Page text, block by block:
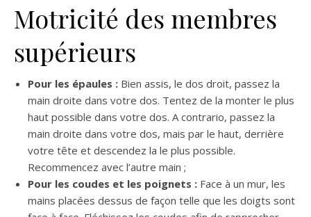
Motricité des membres
supérieurs
Pour les épaules : Bien assis, le dos droit, passez la
main droite dans votre dos. Tentez de la monter le plus
haut possible dans votre dos. A contrario, passez la
main droite dans votre dos, mais par le haut, derrière
votre tête et descendez la le plus possible.
Recommencez avec l’autre main ;
Pour les coudes et les poignets : Face à un mur, les
mains placées dessus de façon telle que les doigts sont